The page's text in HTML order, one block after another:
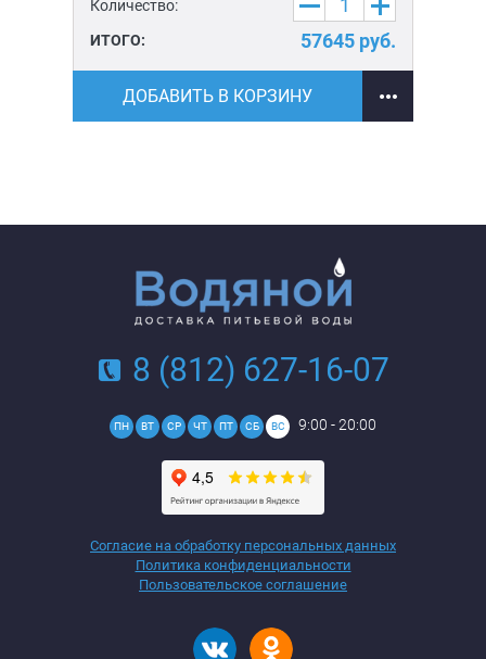
Количество:
ИТОГО: 57645 руб.
ДОБАВИТЬ В КОРЗИНУ
8 (812) 627-16-07
ПН ВТ СР ЧТ ПТ СБ ВС 9:00 - 20:00
Согласие на обработку персональных данных
Политика конфиденциальности
Пользовательское соглашение